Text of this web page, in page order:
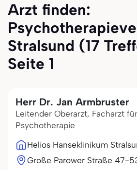
Arzt finden:
Stralsund (17
Seite 1
Herr Dr. Jan Armbruster
Leitender Oberarzt, Facharzt
Psychotherapie
Helios Hanseklinikum
Große Parower Straße 47-